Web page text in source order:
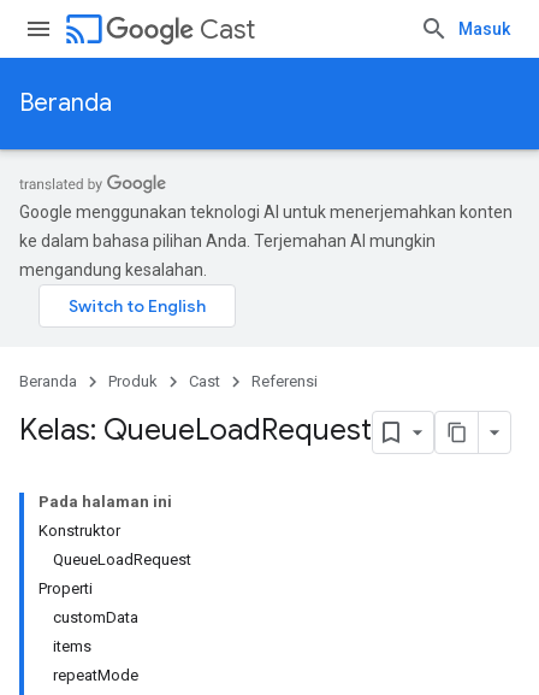
cast Cast Masuk
Beranda
Google menggunakan teknologi AI untuk menerjemahkan konten
ke dalam bahasa pilihan Anda. Terjemahan AI mungkin
mengandung kesalahan.
Beranda Produk Cast Referensi
Kelas: QueueLoadRequest
Pada halaman ini
Konstruktor
QueueLoadRequest
Properti
customData
items
repeatMode